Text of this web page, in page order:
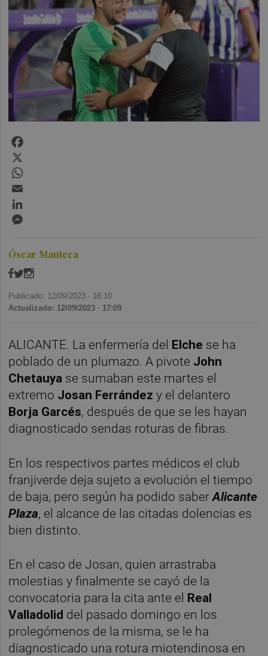
Óscar Manteca
Publicado: 12/09/2023 · 16:10
Actualizado: 12/09/2023 · 17:09
ALICANTE. La enfermería del Elche se ha
poblado de un plumazo. A pivote John
Chetauya se sumaban este martes el
extremo Josan Ferrández y el delantero
Borja Garcés, después de que se les hayan
diagnosticado sendas roturas de fibras.
En los respectivos partes médicos el club
franjiverde deja sujeto a evolución el tiempo
de baja, pero según ha podido saberAlicante
Plaza, el alcance de las citadas dolencias es
bien distinto.
En el caso de Josan, quien arrastraba
molestias y finalmente se cayó de la
convocatoria para la cita ante el Real
Valladolid del pasado domingo en los
prolegómenos de la misma, se le ha
diagnosticado una rotura miotendinosa en